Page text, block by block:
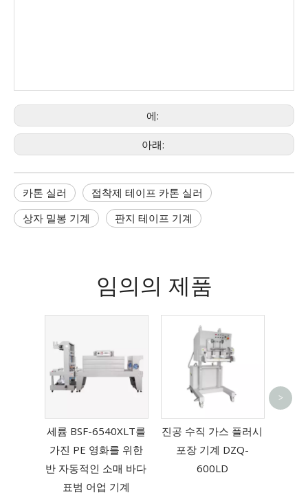
에:
아래:
카톤 실러
접착제 테이프 카톤 실러
상자 밀봉 기계
판지 테이프 기계
임의의 제품
세륨 BSF-6540XLT를
가진 PE 영화를 위한
반 자동적인 소매 바다
표범 어업 기계
진공 수직 가스 플러시
포장 기계 DZQ-
600LD
열 연
>